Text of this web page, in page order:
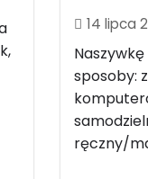
14 lipca
sposoby:
ręczny/